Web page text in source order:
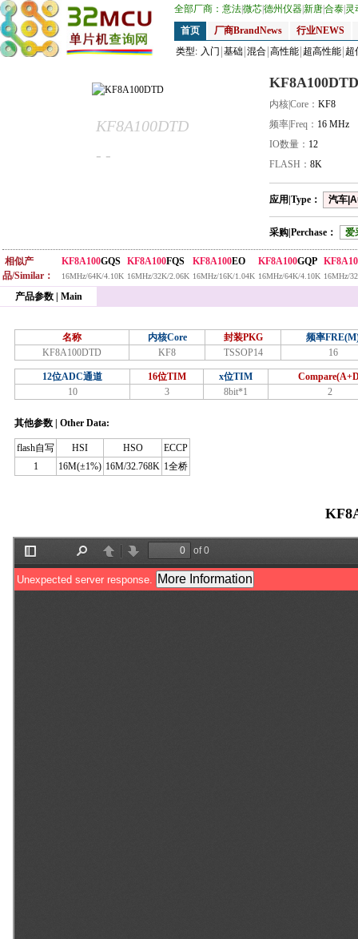
全部厂商： 意法微芯德州仪器新唐合泰 灵
首页
厂商BrandNews
行业NEWS
类型: 入门 基础 混合 高性能 超高性能 超
KF8A100DTD
- -
KF8A100DTD
内核|Core： KF8
频率|Freq： 16 MHz
IO数量： 12
FLASH： 8K
应用|Type： 汽车
采购|Perchase： 爱
相似产
品/Similar：
KF8A100GQS
16MHz/64K/4.10K
KF8A100FQS
16MHz/32K/2.06K
KF8A100EO
16MHz/16K/1.04K
KF8A100GQP
16MHz/64K/4.10K 16MHz/
产品参数 | Main
名称 内核Core 封装PKG
频率
KF8A100DTD
KF8 TSSOP14 16
12位ADC通道 16位TIM x位TIM
10
3 8bit*1 2
其他参数 | Other Data:
flash自写 HSI HSO
ECCP
1
16M(±1%) 16M/32.768K 1全桥